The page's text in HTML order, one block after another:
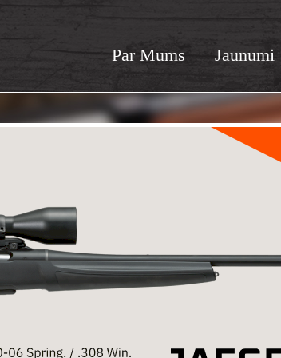
Par Mums Jaunumi